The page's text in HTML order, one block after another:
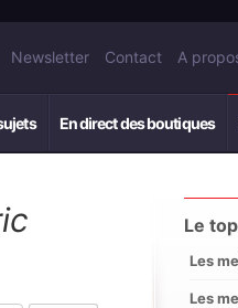
Newsletter Contact A
En direct des boutiques
Le
Les
Les